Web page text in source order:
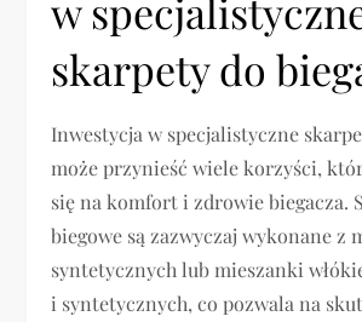
w
skarpety do
Inwestycja w specjalistyczne
może przynieść wiele korzyści,
się na komfort i zdrowie biegacza.
biegowe są zazwyczaj wykonane z
syntetycznych lub mieszanki
i syntetycznych, co pozwala na